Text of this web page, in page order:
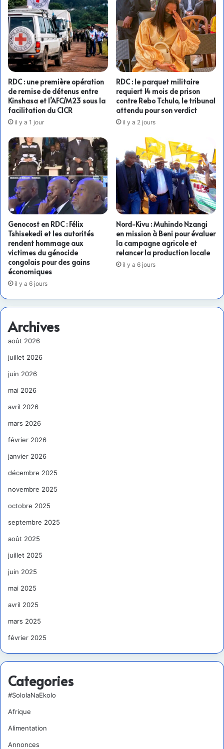
RDC : une première opération
de remise de détenus entre
Kinshasa et l’AFC/M23 sous la
facilitation du CICR
il y a 1 jour
RDC : le parquet militaire
requiert 14 mois de prison
contre Rebo Tchulo, le tribunal
attendu pour son verdict
il y a 2 jours
Genocost en RDC : Félix
Tshisekedi et les autorités
rendent hommage aux
victimes du génocide
congolais pour des gains
économiques
il y a 6 jours
Nord-Kivu : Muhindo Nzangi
en mission à Beni pour évaluer
la campagne agricole et
relancer la production locale
il y a 6 jours
Archives
août 2026
juillet 2026
juin 2026
mai 2026
avril 2026
mars 2026
février 2026
janvier 2026
décembre 2025
novembre 2025
octobre 2025
septembre 2025
août 2025
juillet 2025
juin 2025
mai 2025
avril 2025
mars 2025
février 2025
Categories
#SololaNaEkolo
Afrique
Alimentation
Annonces